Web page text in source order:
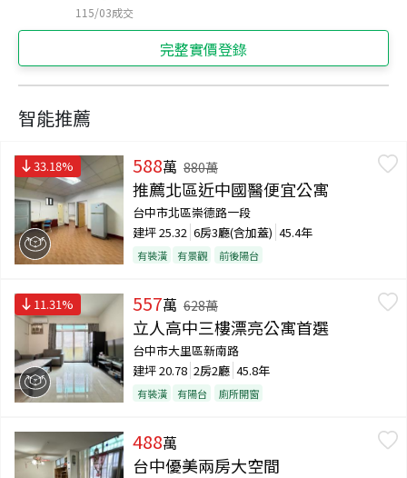
115/03成交
完整實價登錄
智能推薦
33.18% 588萬 880萬
推薦北區近中國醫便宜公寓
台中市北區崇德路一段
建坪25.32 6房3廳(含加蓋) 45.4年
有裝潢 有景觀 前後陽台
11.31% 557萬 628萬
立人高中三樓漂亮公寓首選
台中市大里區新南路
建坪20.78 2房2廳 45.8年
有裝潢 有陽台 廁所開窗
488萬
台中優美兩房大空間